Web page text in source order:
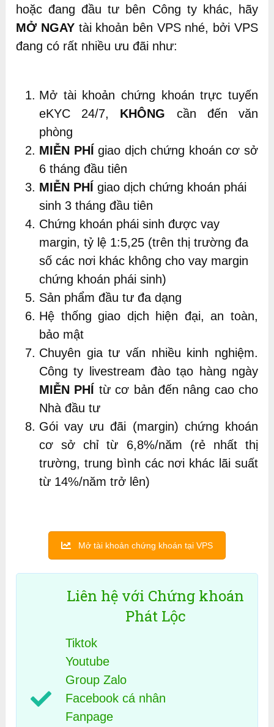
hoặc đang đầu tư bên Công ty khác, hãy
MỞ NGAYtài khoản bên VPS nhé, bởi VPS
đang có rất nhiều ưu đãi như:
Mở tài khoản chứng khoán trực tuyến
eKYC 24/7, KHÔNG cần đến văn
phòng
MIỄN PHÍ giao dịch chứng khoán cơ sở
6 tháng đầu tiên
MIỄN PHÍ giao dịch chứng khoán phái
sinh 3 tháng đầu tiên
Chứng khoán phái sinh được vay
margin, tỷ lệ 1:5,25 (trên thị trường đa
số các nơi khác không cho vay margin
chứng khoán phái sinh)
Sản phẩm đầu tư đa dạng
Hệ thống giao dịch hiện đại, an toàn,
bảo mật
Chuyên gia tư vấn nhiều kinh nghiệm.
Công ty livestream đào tạo hàng ngày
MIỄN PHÍ từ cơ bản đến nâng cao cho
Nhà đầu tư
Gói vay ưu đãi (margin) chứng khoán
cơ sở chỉ từ 6,8%/năm (rẻ nhất thị
trường, trung bình các nơi khác lãi suất
từ 14%/năm trở lên)
Mở tài khoản chứng khoán tại VPS
Liên hệ với Chứng khoán
Phát Lộc
Tiktok
Youtube
Group Zalo
Facebook cá nhân
Fanpage